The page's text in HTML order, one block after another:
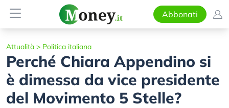
Abbonati
Attualità > Politica italiana
Perché Chiara Appendino si
è dimessa da vice presidente
del Movimento 5 Stelle?